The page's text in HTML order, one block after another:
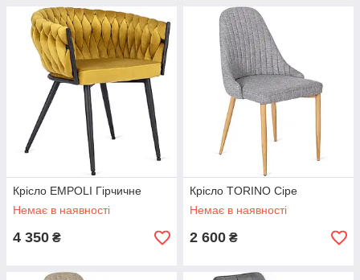
Крісло EMPOLI Гірчичне
Немає в наявності
4 350 ₴
Крісло TORINO Сіре
Немає в наявності
2 600 ₴